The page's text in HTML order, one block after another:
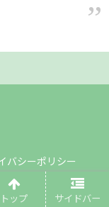
バシーポリシー
お問い合わせ
トップ サイドバー